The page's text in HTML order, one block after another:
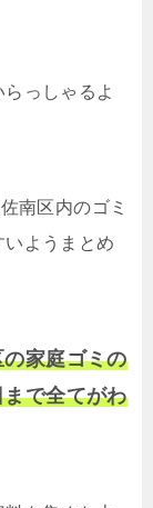
っしゃるよ
南区内のゴミ
ようまとめ
家庭ゴミの
で全てがわ